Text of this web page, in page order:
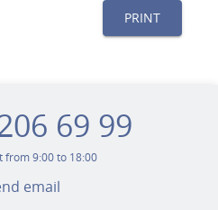
PRINT
69 99
from 9:00 to 18:00
email